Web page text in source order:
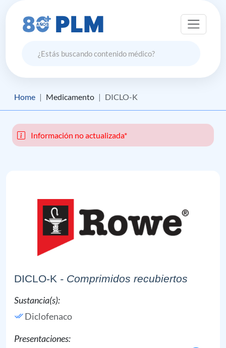
Home Medicamento DICLO-K
Información no actualizada*
DICLO-K - Comprimidos recubiertos
Sustancia(s):
Diclofenaco
Presentaciones: